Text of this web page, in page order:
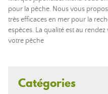
pour la pêche. Nous vous
très efficaces en mer pour la
espèces. La qualité est au
votre pêche
Catégories